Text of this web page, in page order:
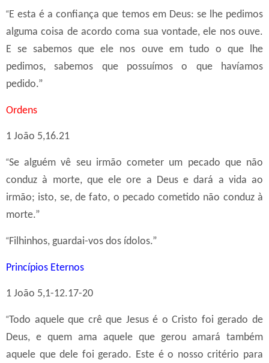
“E esta é a confiança que temos em Deus: se lhe pedimos
alguma coisa de acordo coma sua vontade, ele nos ouve.
E se sabemos que ele nos ouve em tudo o que lhe
pedimos, sabemos que possuímos o que havíamos
pedido.”
Ordens
1 João 5,16.21
“Se alguém vê seu irmão cometer um pecado que não
conduz à morte, que ele ore a Deus e dará a vida ao
irmão; isto, se, de fato, o pecado cometido não conduz à
morte.”
“Filhinhos, guardai-vos dos ídolos.”
Princípios Eternos
1 João 5,1-12.17-20
“Todo aquele que crê que Jesus é o Cristo foi gerado de
Deus, e quem ama aquele que gerou amará também
aquele que dele foi gerado. Este é o nosso critério para